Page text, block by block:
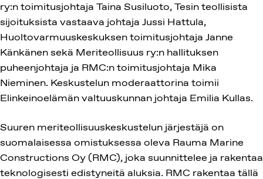
ry:n toimitusjohtaja Taina Susiluoto, Tesin teollisista
sijoituksista vastaava johtaja Jussi Hattula,
Huoltovarmuuskeskuksen toimitusjohtaja Janne
Känkänen sekä Meriteollisuus ry:n hallituksen
puheenjohtaja ja RMC:n toimitusjohtaja Mika
Nieminen. Keskustelun moderaattorina toimii
Elinkeinoelämän valtuuskunnan johtaja Emilia Kullas.
Suuren meriteollisuuskeskustelun järjestäjä on
suomalaisessa omistuksessa oleva Rauma Marine
Constructions Oy (RMC), joka suunnittelee ja rakentaa
teknologisesti edistyneitä aluksia. RMC rakentaa tällä